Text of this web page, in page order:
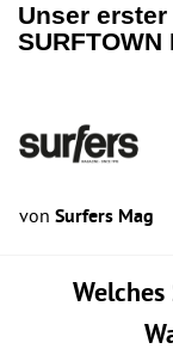
Unser erster
SURFTOWN
von Surfers Mag